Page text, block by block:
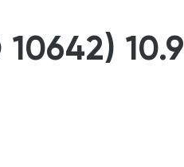
10642)